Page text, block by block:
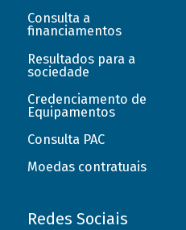
Consulta a
financiamentos
Resultados para a
sociedade
Credenciamento de
Equipamentos
Consulta PAC
Moedas contratuais
Redes Sociais